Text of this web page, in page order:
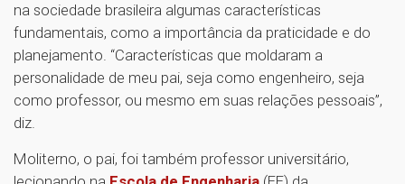
na sociedade brasileira algumas características
fundamentais, como a importância da praticidade e do
planejamento. “Características que moldaram a
personalidade de meu pai, seja como engenheiro, seja
como professor, ou mesmo em suas relações pessoais”,
diz.
Moliterno, o pai, foi também professor universitário,